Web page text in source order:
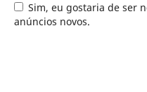
Sim, eu gostaria de ser notificado(a) de publicações e
anúncios novos.